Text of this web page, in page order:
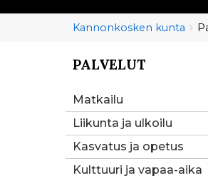
Murupolku
You
here:
Kannonkosken kunta
You
here:
PALVELUT
Matkailu
Liikunta ja ulkoilu
Kasvatus ja opetus
Kulttuuri ja vapaa-aika